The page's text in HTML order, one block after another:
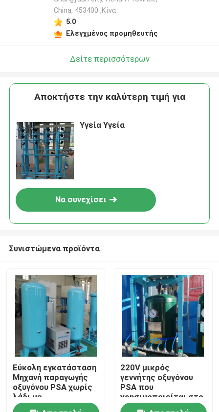
Σπίτι
Προϊόντα
China, 453400 ,Κίνα
5.0
Ελεγχμένος προμηθευτής
Δείτε περισσότερων
Αποκτήστε την καλύτερη τιμή για
Υγεία Υγεία
Να συνεχίσει
Συνιστώμενα προϊόντα
Εύκολη εγκατάσταση
Μηχανή παραγωγής
οξυγόνου PSA χωρίς
λάδι με
πιστοποιητικό ASME
220V μικρός
γεννήτης οξυγόνου
PSA που
χρησιμοποιείται στο
νοσοκομείο